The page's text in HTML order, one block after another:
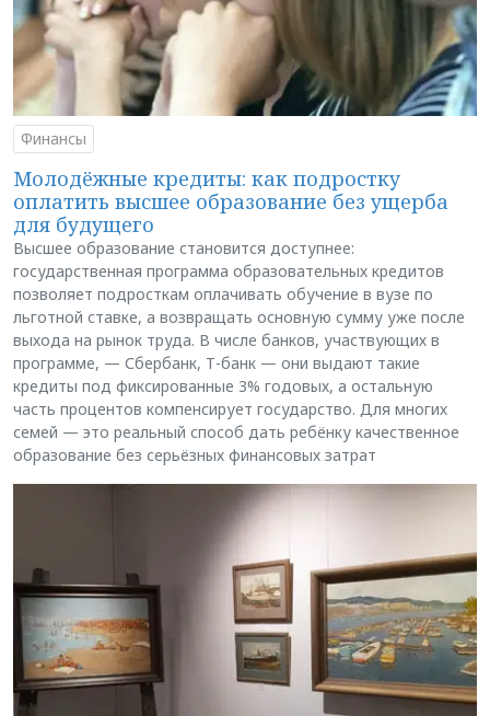
Финансы
Молодёжные кредиты: как подростку
оплатить высшее образование без ущерба
для будущего
Высшее образование становится доступнее:
государственная программа образовательных кредитов
позволяет подросткам оплачивать обучение в вузе по
льготной ставке, а возвращать основную сумму уже после
выхода на рынок труда. В числе банков, участвующих в
программе, — Сбербанк, Т-банк — они выдают такие
кредиты под фиксированные 3% годовых, а остальную
часть процентов компенсирует государство. Для многих
семей — это реальный способ дать ребёнку качественное
образование без серьёзных финансовых затрат